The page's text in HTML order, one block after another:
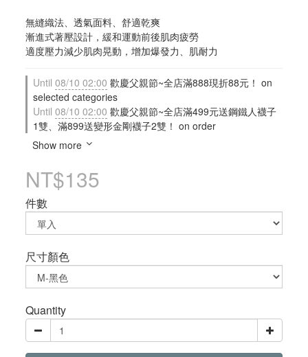
無縫織法、透氣面料、舒適乾爽
漸進式著壓設計，緩和運動前後肌肉疲勞
適度壓力減少肌肉晃動，增加爆發力、肌耐力
Until 08/10 02:00 歡慶父親節~全店滿888現折88元！ on
selected categories
Until 08/10 02:00 歡慶父親節~全店滿499元送鋼鐵人襪子
1雙、滿899送變形金剛襪子2雙！ on order
Show more
NT$135
件數
尺寸顏色
Quantity